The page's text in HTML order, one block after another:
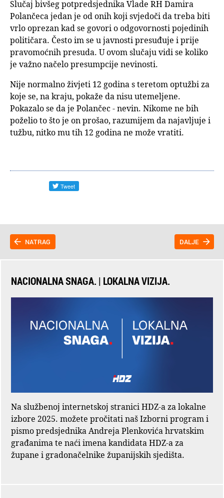
Slučaj bivšeg potpredsjednika Vlade RH Damira
Polančeca jedan je od onih koji svjedoči da treba biti
vrlo oprezan kad se govori o odgovornosti pojedinih
političara. Često im se u javnosti presuđuje i prije
pravomoćnih presuda. U ovom slučaju vidi se koliko
je važno načelo presumpcije nevinosti.
Nije normalno živjeti 12 godina s teretom optužbi za
koje se, na kraju, pokaže da nisu utemeljene.
Pokazalo se da je Polančec - nevin. Nikome ne bih
poželio to što je on prošao, razumijem da najavljuje i
tužbu, nitko mu tih 12 godina ne može vratiti.
NATRAG DALJE
NACIONALNA SNAGA. | LOKALNA VIZIJA.
Na službenoj internetskoj stranici HDZ-a za lokalne
izbore 2025. možete pročitati naš Izborni program i
pismo predsjednika Andreja Plenkovića hrvatskim
građanima te naći imena kandidata HDZ-a za
župane i gradonačelnike županijskih sjedišta.